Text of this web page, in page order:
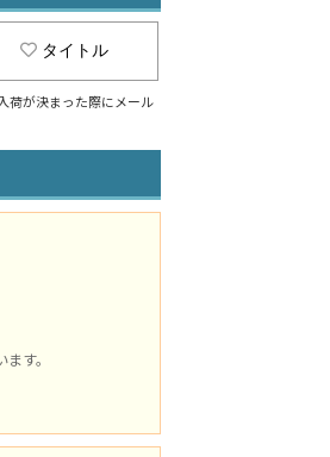
タイトル
荷が決まった際にメール
す。